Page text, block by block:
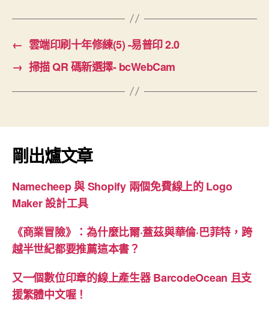
← 雲端印刷十年修練(5) -易普印 2.0
→ 掃描 QR 碼新選擇- bcWebCam
剛出爐文章
Namecheep 與 Shopify 兩個免費線上的 Logo
Maker 設計工具
《商業冒險》：為什麼比爾·蓋茲與華倫·巴菲特，跨
越半世紀都要推薦這本書？
又一個數位印章的線上產生器 BarcodeOcean 且支
援繁體中文喔！